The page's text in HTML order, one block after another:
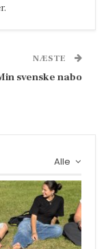
NÆSTE
svenske nabo
Alle